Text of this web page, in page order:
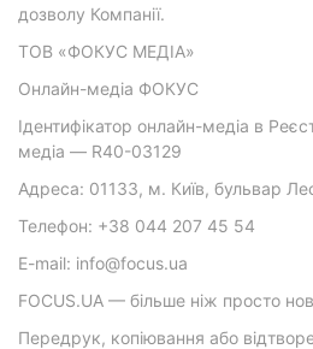
дозволу Компанії.
ТОВ «ФОКУС МЕДІА»
Онлайн-медіа ФОКУС
Ідентифікатор онлайн-медіа в
медіа — R40-03129
Адреса: 01133, м. Київ, бульвар
Телефон: +38 044 207 45 54
E-mail: info@focus.ua
FOCUS.UA — більше ніж просто
Передрук, копіювання або